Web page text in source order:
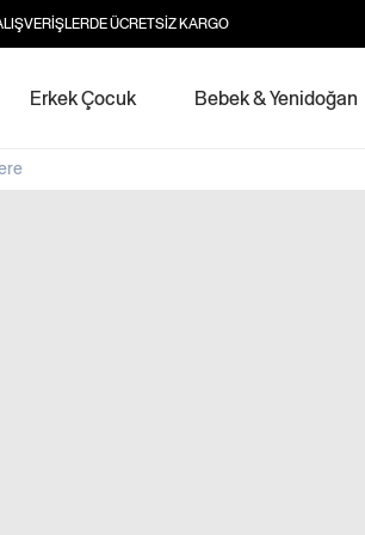
ÜCRETSİZ KARGO
Erkek Çocuk Bebek & Yenidoğan